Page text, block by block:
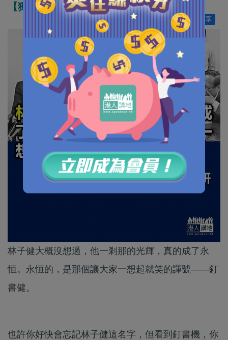
【獨家文章】屈穎妍_時勢造傻仔
分享
7,459
林子健大概沒想過，他一剎那的光輝，真的成了永
恒。永恒的，是那個讓大家一想起就笑的諢號——釘
書健。
也許你好快會忘記林子健這名字，但看到釘書機，你